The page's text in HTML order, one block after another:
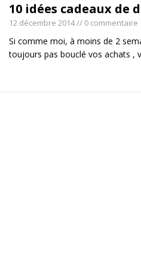
10 idées cadeaux de
12 décembre 2014// 0 commentaire
Si comme moi, à moins de 2
toujours pas bouclé vos achats ,